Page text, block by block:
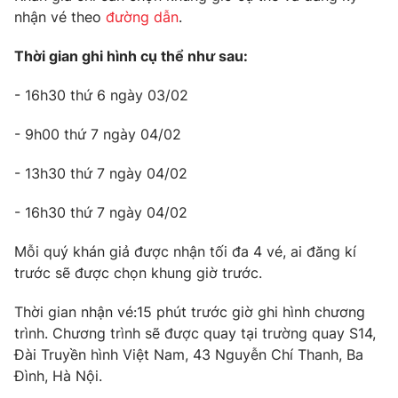
Photo
VTV Money
VTV Sức khoẻ
Vươn mình bằng AI
VTV9 VTV8
Liên hệ tòa soạn
nhận vé theo đường dẫn.
Thời gian ghi hình cụ thể như sau:
- 16h30 thứ 6 ngày 03/02
- 9h00 thứ 7 ngày 04/02
- 13h30 thứ 7 ngày 04/02
- 16h30 thứ 7 ngày 04/02
Mỗi quý khán giả được nhận tối đa 4 vé, ai đăng kí
trước sẽ được chọn khung giờ trước.
Thời gian nhận vé:15 phút trước giờ ghi hình chương
trình. Chương trình sẽ được quay tại trường quay S14,
Đài Truyền hình Việt Nam, 43 Nguyễn Chí Thanh, Ba
Đình, Hà Nội.